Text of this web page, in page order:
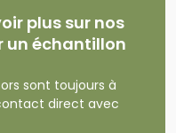
plus sur nos
un échantillon
sont toujours à
direct avec